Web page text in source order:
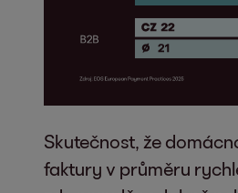
Skutečnost, že
faktury v průměru